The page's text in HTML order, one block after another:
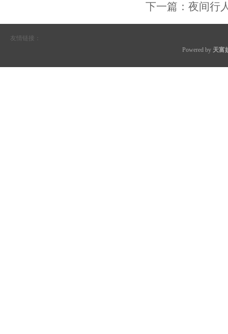
下一篇： 夜间行
友情链接：
Powered by 天富